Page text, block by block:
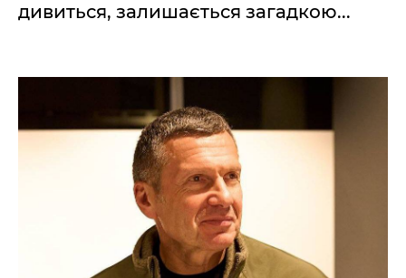
дивиться, залишається загадкою...